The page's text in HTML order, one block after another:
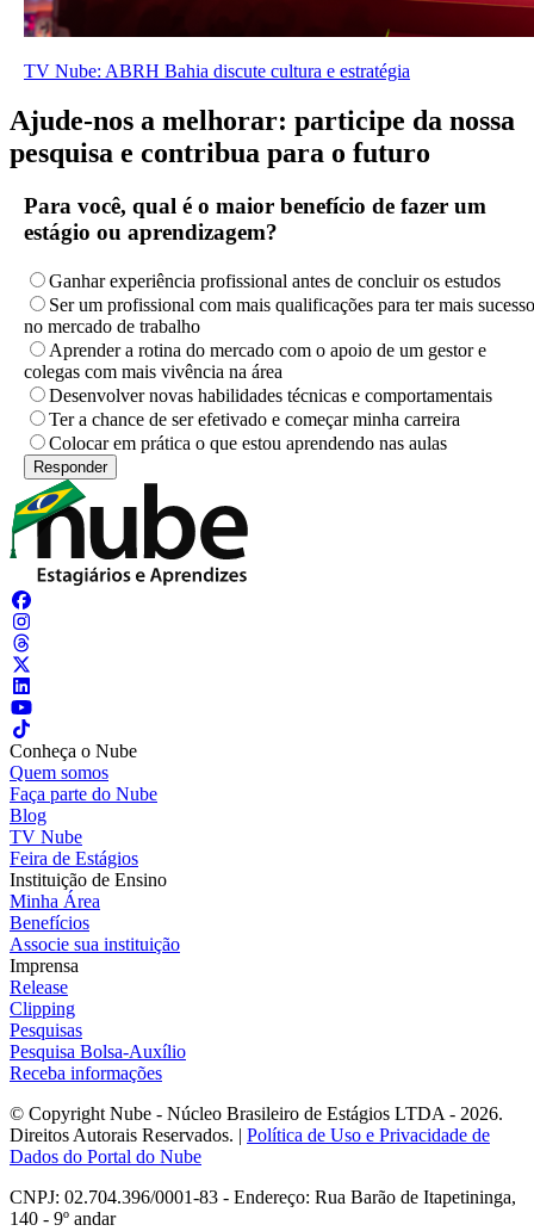
TV Nube: ABRH Bahia discute cultura e estratégia
Ajude-nos a melhorar: participe da nossa
pesquisa e contribua para o futuro
Para você, qual é o maior benefício de fazer um
estágio ou aprendizagem?
Ganhar experiência profissional antes de concluir os estudos
Ser um profissional com mais qualificações para ter mais sucesso
no mercado de trabalho
Aprender a rotina do mercado com o apoio de um gestor e
colegas com mais vivência na área
Desenvolver novas habilidades técnicas e comportamentais
Ter a chance de ser efetivado e começar minha carreira
Colocar em prática o que estou aprendendo nas aulas
Conheça o Nube
Quem somos
Faça parte do Nube
Blog
TV Nube
Feira de Estágios
Instituição de Ensino
Minha Área
Benefícios
Associe sua instituição
Imprensa
Release
Clipping
Pesquisas
Pesquisa Bolsa-Auxílio
Receba informações
© Copyright Nube - Núcleo Brasileiro de Estágios LTDA - 2026.
Direitos Autorais Reservados. | Política de Uso e Privacidade de
Dados do Portal do Nube
CNPJ: 02.704.396/0001-83 - Endereço: Rua Barão de Itapetininga,
140 - 9º andar